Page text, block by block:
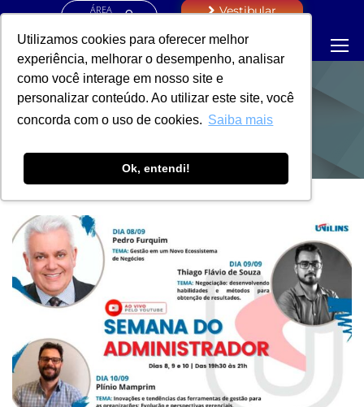
Utilizamos cookies para oferecer melhor
experiência, melhorar o desempenho, analisar
como você interage em nosso site e
personalizar conteúdo. Ao utilizar este site, você
concorda com o uso de cookies. Saiba mais
Ok, entendi!
ÁREA
Vestibular
NOTÍCIAS